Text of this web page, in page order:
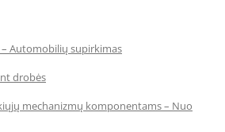
Automobilių supirkimas
drobės
mechanizmų komponentams – Nuo